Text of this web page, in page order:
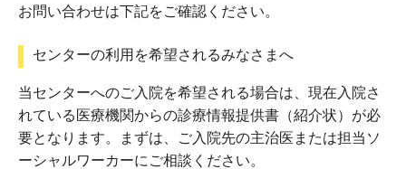
お問い合わせは下記をご確認ください。
センターの利用を希望されるみなさまへ
当センターへのご入院を希望される場合は、現在入院さ
れている医療機関からの診療情報提供書（紹介状）が必
要となります。まずは、ご入院先の主治医または担当ソ
ーシャルワーカーにご相談ください。